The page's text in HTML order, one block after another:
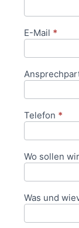
E-Mail *
Telefon *
Wo sollen
Was und